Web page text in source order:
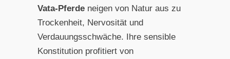
Vata-Pferdeneigen von Natur aus zu
Trockenheit, Nervosität und
Verdauungsschwäche. Ihre sensible
Konstitution profitiert von